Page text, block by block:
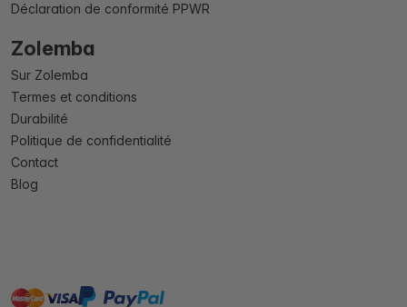
Déclaration de conformité PPWR
Zolemba
Sur Zolemba
Termes et conditions
Durabilité
Politique de confidentialité
Contact
Blog
mastervisa paypal